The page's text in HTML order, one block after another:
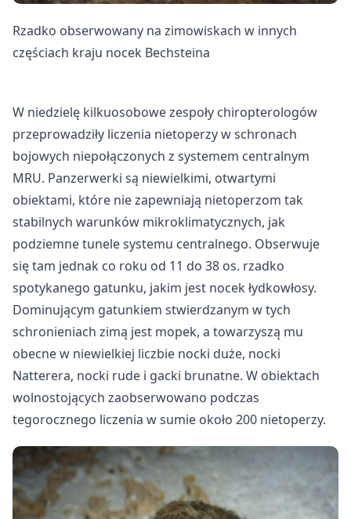
Rzadko obserwowany na zimowiskach w innych
częściach kraju nocek Bechsteina
W niedzielę kilkuosobowe zespoły chiropterologów
przeprowadziły liczenia nietoperzy w schronach
bojowych niepołączonych z systemem centralnym
MRU. Panzerwerki są niewielkimi, otwartymi
obiektami, które nie zapewniają nietoperzom tak
stabilnych warunków mikroklimatycznych, jak
podziemne tunele systemu centralnego. Obserwuje
się tam jednak co roku od 11 do 38 os. rzadko
spotykanego gatunku, jakim jest nocek łydkowłosy.
Dominującym gatunkiem stwierdzanym w tych
schronieniach zimą jest mopek, a towarzyszą mu
obecne w niewielkiej liczbie nocki duże, nocki
Natterera, nocki rude i gacki brunatne. W obiektach
wolnostojących zaobserwowano podczas
tegorocznego liczenia w sumie około 200 nietoperzy.